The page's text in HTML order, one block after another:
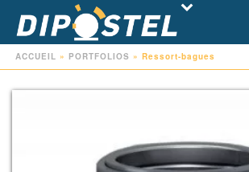
ACCUEIL » PORTFOLIOS » Ressort-bagues